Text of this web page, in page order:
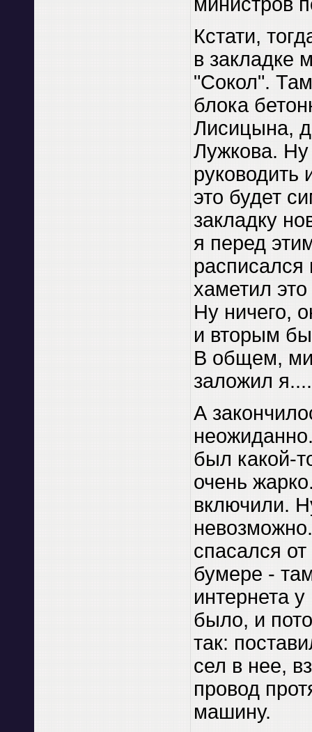
Кстати,
в закладке
"Сокол".
блока
Лисицына,
Лужкова. Ну
руководить
это будет
закладку
я перед
расписался
хаметил
Ну ничего,
и вторым
В общем,
заложил я....
А
был какой-
очень
включили.
спасался
бумере -
интернета у
было, и
так:
сел в нее,
провод
машину.